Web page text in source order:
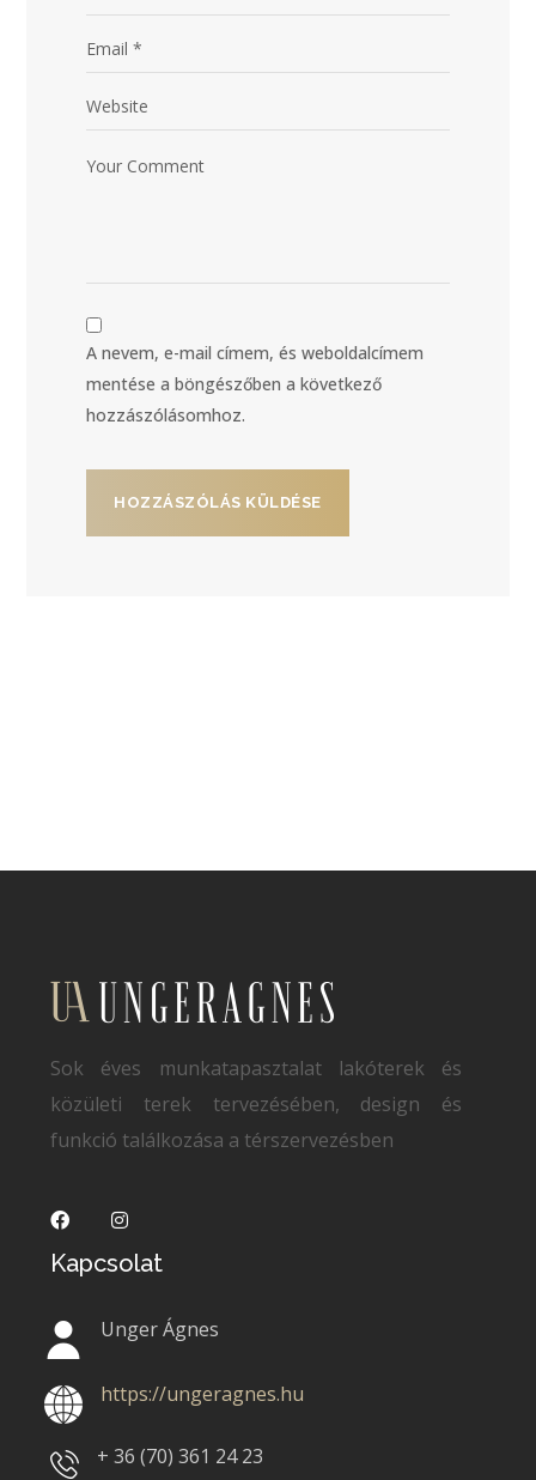
A nevem, e-mail címem, és weboldalcímem
mentése a böngészőben a következő
hozzászólásomhoz.
Sok éves munkatapasztalat lakóterek és
közületi terek tervezésében, design és
funkció találkozása a térszervezésben
Kapcsolat
Unger Ágnes
https://ungeragnes.hu
+ 36 (70)361 24 23